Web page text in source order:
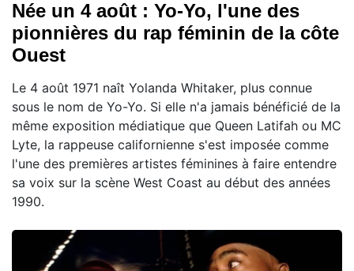
Née un 4 août : Yo-Yo, l'une des
pionnières du rap féminin de la côte
Ouest
Le 4 août 1971 naît Yolanda Whitaker, plus connue
sous le nom de Yo-Yo. Si elle n'a jamais bénéficié de la
même exposition médiatique que Queen Latifah ou MC
Lyte, la rappeuse californienne s'est imposée comme
l'une des premières artistes féminines à faire entendre
sa voix sur la scène West Coast au début des années
1990.